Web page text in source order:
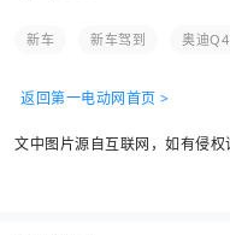
新车 新车驾到 奥迪
返回第一电动网首页 >
文中图片源自互联网，如有侵权